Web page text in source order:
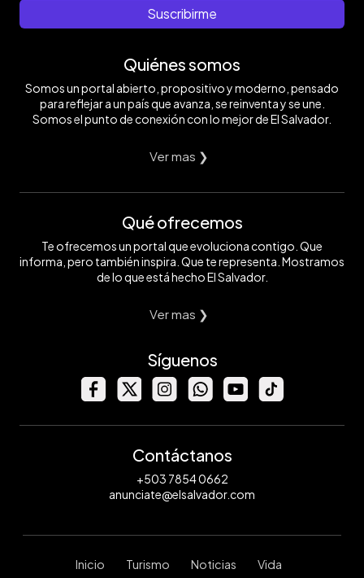
Suscribirme
Quiénes somos
Somos un portal abierto, propositivo y moderno, pensado
para reflejar a un país que avanza, se reinventa y se une.
Somos el punto de conexión con lo mejor de El Salvador.
Ver mas ❯
Qué ofrecemos
Te ofrecemos un portal que evoluciona contigo. Que
informa, pero también inspira. Que te representa. Mostramos
de lo que está hecho El Salvador.
Ver mas ❯
Síguenos
Contáctanos
+503 7854 0662
anunciate@elsalvador.com
Inicio Turismo Noticias Vida